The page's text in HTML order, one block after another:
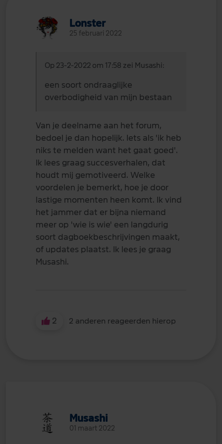
Lonster
25 februari 2022
Op 23-2-2022 om 17:58 zei Musashi:
een soort ondraaglijke
overbodigheid van mijn bestaan
Van je deelname aan het forum,
bedoel je dan hopelijk. Iets als 'ik heb
niks te melden want het gaat goed'.
Ik lees graag succesverhalen, dat
houdt mij gemotiveerd. Welke
voordelen je bemerkt, hoe je door
lastige momenten heen komt. Ik vind
het jammer dat er bijna niemand
meer op 'wie is wie' een langdurig
soort dagboekbeschrijvingen maakt,
of updates plaatst. Ik lees je graag
Musashi.
2 2 anderen reageerden hierop
Musashi
01 maart 2022